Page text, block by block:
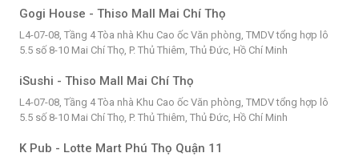
Gogi House - Thiso Mall Mai Chí Thọ
L4-07-08, Tầng 4 Tòa nhà Khu Cao ốc Văn phòng, TMDV tổng hợp lô
5.5 số 8-10 Mai Chí Thọ, P. Thủ Thiêm, Thủ Đức, Hồ Chí Minh
iSushi - Thiso Mall Mai Chí Thọ
L4-07-08, Tầng 4 Tòa nhà Khu Cao ốc Văn phòng, TMDV tổng hợp lô
5.5 số 8-10 Mai Chí Thọ, P. Thủ Thiêm, Thủ Đức, Hồ Chí Minh
K Pub - Lotte Mart Phú Thọ Quận 11